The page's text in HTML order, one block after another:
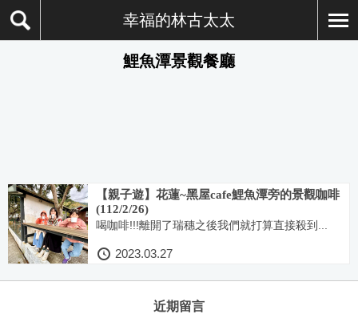
幸福的林古太太
鯉魚潭景觀餐廳
【親子遊】花蓮~黑屋cafe鯉魚潭旁的景觀咖啡
(112/2/26)
喝咖啡!!!離開了瑞穗之後我們就打算直接殺到...
2023.03.27
近期留言